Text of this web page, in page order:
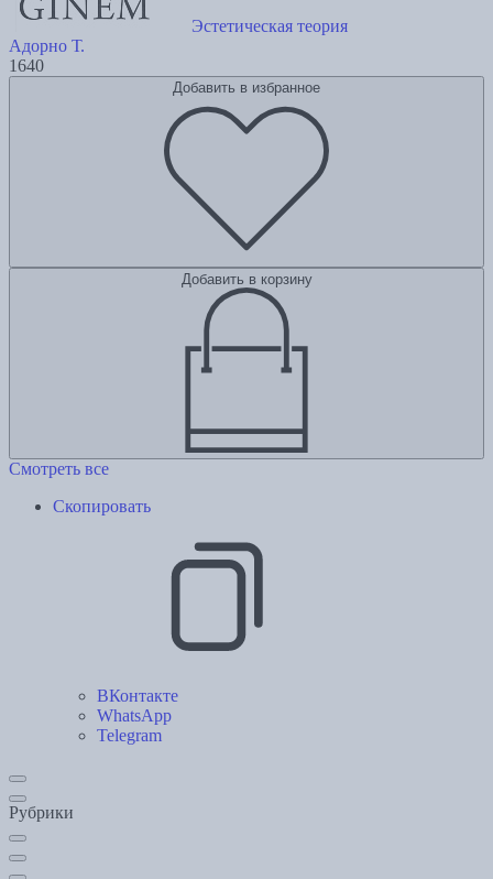
Эстетическая теория
Адорно Т.
1640
Добавить в избранное
Добавить в корзину
Смотреть все
Скопировать
ВКонтакте
WhatsApp
Telegram
Рубрики